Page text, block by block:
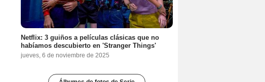
Netflix: 3 guiños a películas clásicas que no
habíamos descubierto en 'Stranger Things'
jueves, 6 de noviembre de 2025